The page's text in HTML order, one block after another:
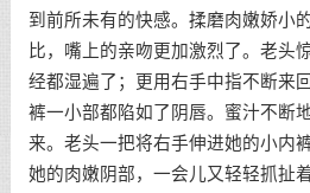
到前所未有的快感。揉磨肉嫩娇小
比，嘴上的亲吻更加激烈了。老头
经都湿遍了；更用右手中指不断来
裤一小部都陷如了阴唇。蜜汁不断
来。老头一把将右手伸进她的小内
她的肉嫩阴部，一会儿又轻轻抓扯